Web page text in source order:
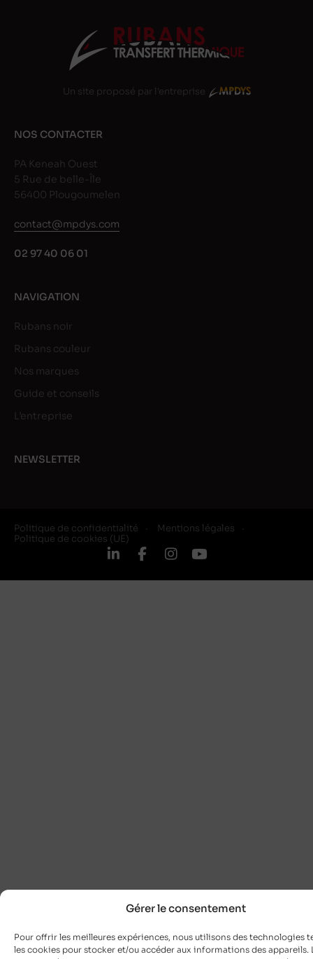
Gérer le consentement
Pour offrir les meilleures expériences, nous utilisons des technologies
les cookies pour stocker et/ou accéder aux informations des appareils.
Un site proposé par l'entreprise
NOS CONTACTER
PA Keneah Ouest
5 Rue de belle-Île
56400 Plougoumelen
contact@mpdys.com
02 97 40 06 01
NAVIGATION
Rubans noir
Rubans couleur
Nos marques
Guide et conseils
L’entreprise
NEWSLETTER
Politique de confidentialité
Mentions légales
Politique de cookies (UE)